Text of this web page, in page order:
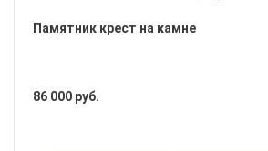
Памятник крест на камне
86 000 руб.